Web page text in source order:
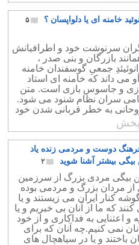
خامنه ای یا دلواپسان ؟ ۵
سرنوشت خود و اطرافیانش
بازرگان و بنی صدر ،
جمعیِ گوسفندان خامنه
می داند که خامنه ای استاد
و جاسوس بازی است. متن
سران نظام شنود می شود.
روحانی به خطر قربانی شدن خود
او بخوبی می داند که خطر
به امریکا چه پیامدی برایش
پخش
فرهنگ دوست و مردمی زنده یاد
بیشتر آشنا شوید
۲
بیگی مردی بزرگ از سرزمین
مردان بزرگ و مردمی بوده
کنار ایران می زیستند و یا
که ما از آنان بی خبریم و یا
و اعتنایی به فداکاری و از خود
نمی کنیم.چه آنان که برای
باختند و یا در سیاهچال های